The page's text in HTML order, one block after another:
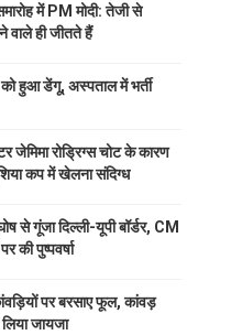
में PM मोदी: तेजी से
वाले ही जीतते हैं
को हुआ डेंगू, अस्पताल में भर्ती
जेमिमा रोड्रिग्स चोट के कारण
कप में खेलना संदिग्ध
से गूंजा दिल्ली-यूपी बॉर्डर, CM
की पुष्पवर्षा
पर बरसाए फूल, कांवड़
लिया जायजा